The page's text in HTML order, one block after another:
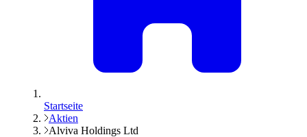
Startseite
Aktien
Alviva Holdings Ltd